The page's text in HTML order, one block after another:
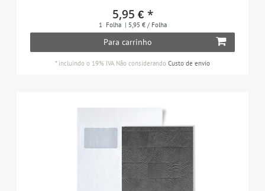
5,95 € *
1 Folha | 5,95 € / Folha
Para carrinho
* incluindo o 19% IVA Não considerando Custo de envio